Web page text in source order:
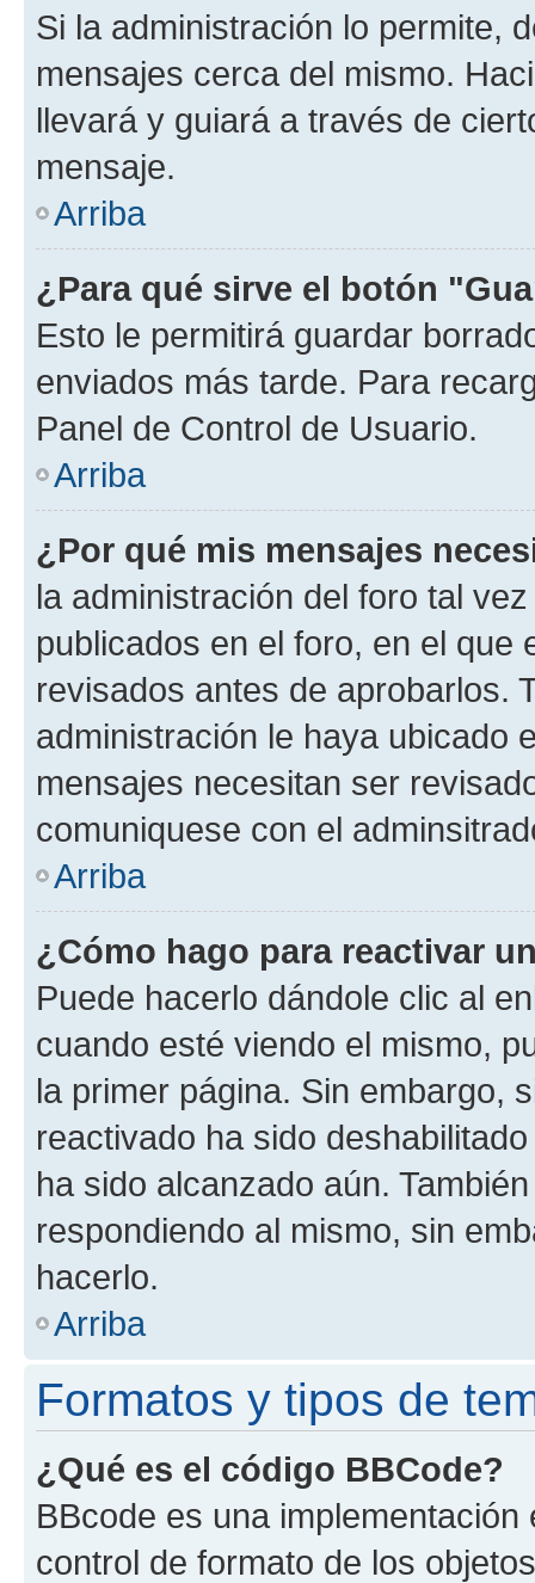
Si la administración lo permite,
mensajes cerca del mismo.
llevará y guiará a través de
mensaje.
Arriba
¿Para qué sirve el botón
Esto le permitirá guardar
enviados más tarde. Para
Panel de Control de Usuario.
Arriba
¿Por qué mis mensajes
la administración del foro tal
publicados en el foro, en el
revisados antes de aprobarlos.
administración le haya ubicado
mensajes necesitan ser
comuniquese con el
Arriba
¿Cómo hago para reactivar
Puede hacerlo dándole clic al
cuando esté viendo el mismo,
la primer página. Sin embargo,
reactivado ha sido
ha sido alcanzado aún.
respondiendo al mismo, sin
hacerlo.
Arriba
Formatos y tipos de
¿Qué es el código BBCode?
BBcode es una
control de formato de los